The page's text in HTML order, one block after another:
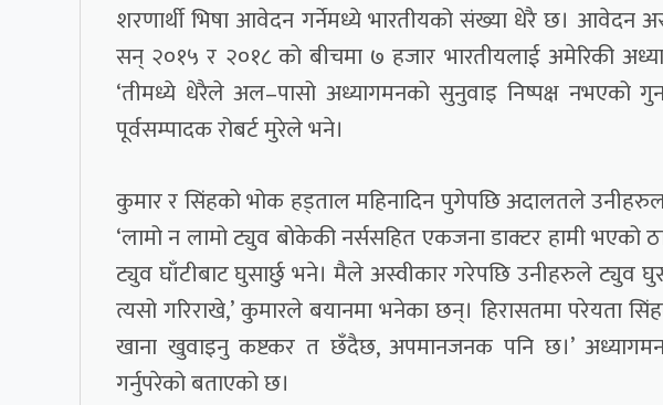
शरणार्थी भिषा आवेदन गर्नेमध्ये भारतीयको संख्या धेरै छ। आवेदन
सन् २०१५ र २०१८ को बीचमा ७ हजार भारतीयलाई अमेरिकी
‘तीमध्ये धेरैले अल–पासो अध्यागमनको सुनुवाइ निष्पक्ष नभएको
पूर्वसम्पादक रोबर्ट मुरेले भने।
कुमार र सिंहको भोक हड्ताल महिनादिन पुगेपछि अदालतले
‘लामो न लामो ट्युव बोकेकी नर्ससहित एकजना डाक्टर हामी
ट्युव घाँटीबाट घुसार्छु भने। मैले अस्वीकार गरेपछि उनीहरुले ट्युव
त्यसो गरिराखे,’ कुमारले बयानमा भनेका छन्। हिरासतमा परेयता
खाना खुवाइनु कष्टकर त छँदैछ, अपमानजनक पनि छ।’
गर्नुपरेको बताएको छ।